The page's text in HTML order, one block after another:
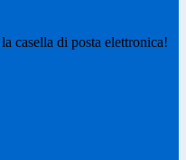
casella di posta elettronica!